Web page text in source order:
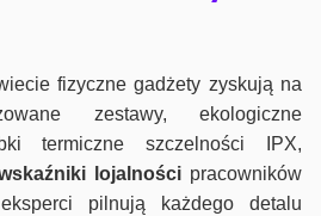
fizyczne gadżety zyskują na
zestawy, ekologiczne
termiczne szczelności IPX,
lojalnościpracowników
pilnują każdego detalu